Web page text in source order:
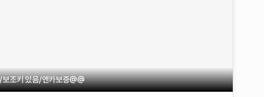
조키 있음/엔카보증@@